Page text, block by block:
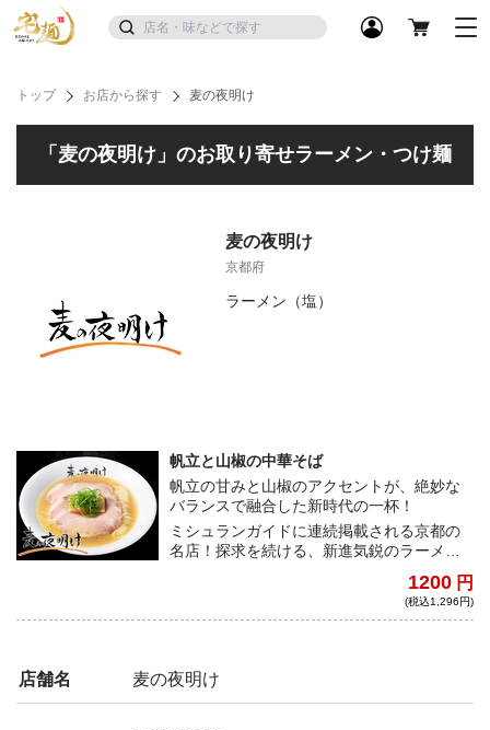
トップ お店から探す 麦の夜明け
「麦の夜明け」のお取り寄せラーメン・つけ麺
麦の夜明け
京都府
ラーメン（塩）
帆立と山椒の中華そば
帆立の甘みと山椒のアクセントが、絶妙な
バランスで融合した新時代の一杯！
ミシュランガイドに連続掲載される京都の
名店！探求を続ける、新進気鋭のラーメン
1200 円
(税込1,296円)
店舗名 麦の夜明け